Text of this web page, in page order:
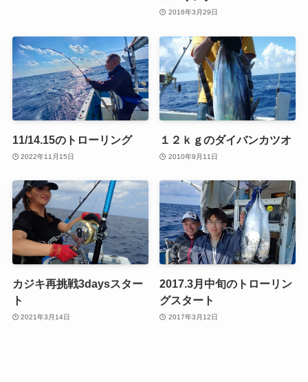
2016年3月29日
11/14.15のトローリング
2022年11月15日
１２ｋｇのダイバンカツオ
2010年9月11日
カジキ再挑戦3daysスター
ト
2021年3月14日
2017.3月中旬のトローリン
グスタート
2017年3月12日